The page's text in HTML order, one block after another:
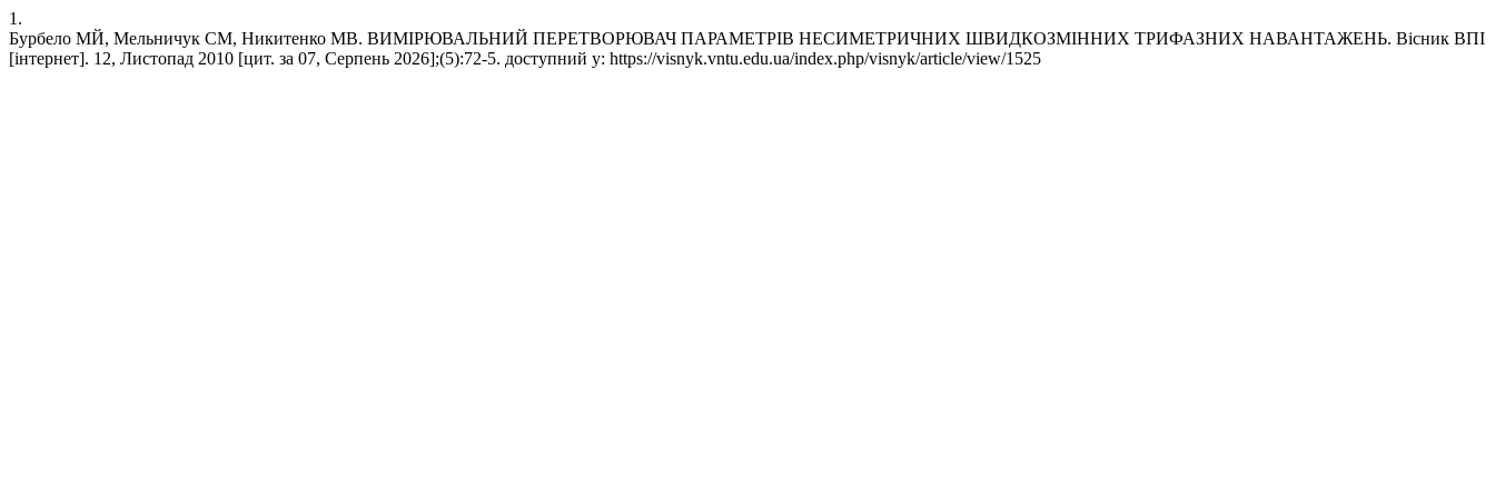
1.
Бурбело МЙ, Мельничук СМ, Никитенко МВ. ВИМІРЮВАЛЬНИЙ ПЕРЕТВОРЮВАЧ ПАРАМЕТРІВ НЕСИМЕТРИЧНИХ ШВИДКОЗМІННИХ ТРИФАЗНИХ НАВАНТАЖЕНЬ. Вісник ВПІ
[інтернет]. 12, Листопад 2010 [цит. за 07, Серпень 2026];(5):72-5. доступний у: https://visnyk.vntu.edu.ua/index.php/visnyk/article/view/1525